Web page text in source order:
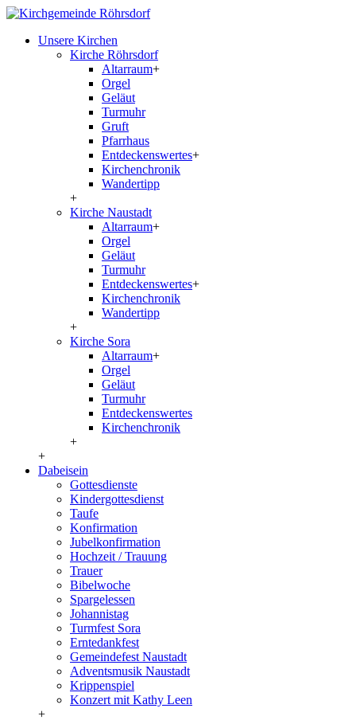
Unsere Kirchen
Kirche Röhrsdorf
Altarraum+
Orgel
Geläut
Turmuhr
Gruft
Pfarrhaus
Entdeckenswertes+
Kirchenchronik
Wandertipp
+
Kirche Naustadt
Altarraum+
Orgel
Geläut
Turmuhr
Entdeckenswertes+
Kirchenchronik
Wandertipp
+
Kirche Sora
Altarraum+
Orgel
Geläut
Turmuhr
Entdeckenswertes
Kirchenchronik
+
+
Dabeisein
Gottesdienste
Kindergottesdienst
Taufe
Konfirmation
Jubelkonfirmation
Hochzeit / Trauung
Trauer
Bibelwoche
Spargelessen
Johannistag
Turmfest Sora
Erntedankfest
Gemeindefest Naustadt
Adventsmusik Naustadt
Krippenspiel
Konzert mit Kathy Leen
+